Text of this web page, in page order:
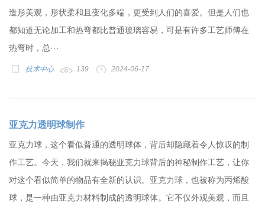
造形美观，形状柔和且变化多端，更受到人们的喜爱。但是人们也
都知道无论加工和热弯都比普通玻璃容易，可是有许多工艺师傅在
热弯时，总···
技术中心 139 2024-06-17
亚克力透明球制作
亚克力球，这个看似普通的透明球体，背后却隐藏着令人惊叹的制
作工艺。今天，我们就来揭秘亚克力球背后的神秘制作工艺，让你
对这个看似简单的物品有全新的认识。亚克力球，也被称为丙烯酸
球，是一种由亚克力材料制成的透明球体。它不仅外观美观，而且